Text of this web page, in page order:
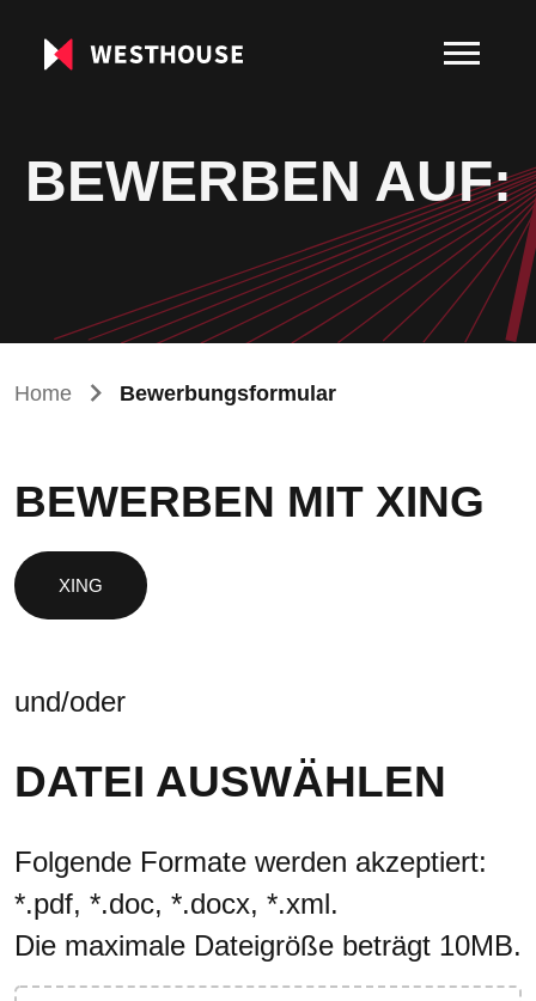
BEWERBEN AUF:
Home Bewerbungsformular
BEWERBEN MIT XING
und/oder
DATEI AUSWÄHLEN
Folgende Formate werden akzeptiert:
*.pdf, *.doc, *.docx, *.xml.
Die maximale Dateigröße beträgt 10MB.